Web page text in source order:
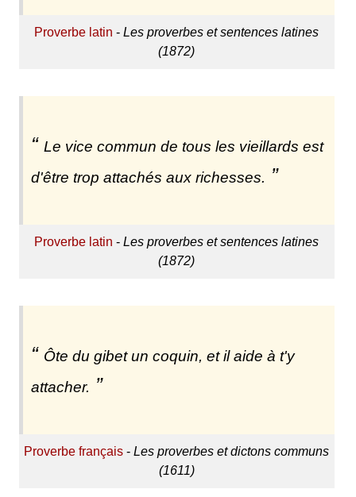
Proverbe latin -Les proverbes et sentences latines
(1872)
Le vice commun de tous les vieillards est
d'être trop attachés aux richesses.
Proverbe latin -Les proverbes et sentences latines
(1872)
Ôte du gibet un coquin, et il aide à t'y
attacher.
Proverbe français -Les proverbes et dictons communs
(1611)